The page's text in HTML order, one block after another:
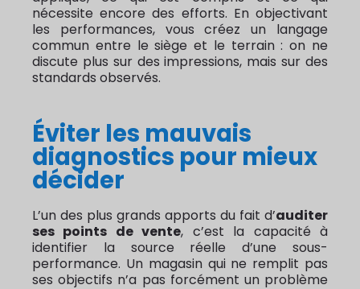
nécessite encore des efforts. En objectivant
les performances, vous créez un langage
commun entre le siège et le terrain : on ne
discute plus sur des impressions, mais sur des
standards observés.
Éviter les mauvais
diagnostics pour mieux
décider
L’un des plus grands apports du fait d’auditer
ses points de vente, c’est la capacité à
identifier la source réelle d’une sous-
performance. Un magasin qui ne remplit pas
ses objectifs n’a pas forcément un problème